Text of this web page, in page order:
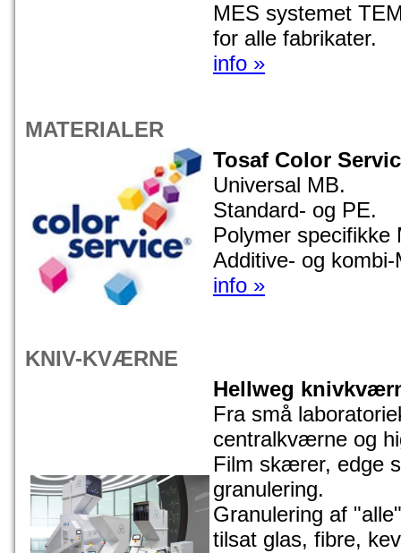
MES systemet
for alle fabrikater.
info »
MATERIALER
Tosaf Color
Universal MB.
Standard- og PE.
Polymer specifikke
Additive- og kombi-
info »
KNIV-KVÆRNE
Hellweg
Fra små
centralkværne og
Film skærer, edge
granulering.
Granulering af
tilsat glas, fibre,